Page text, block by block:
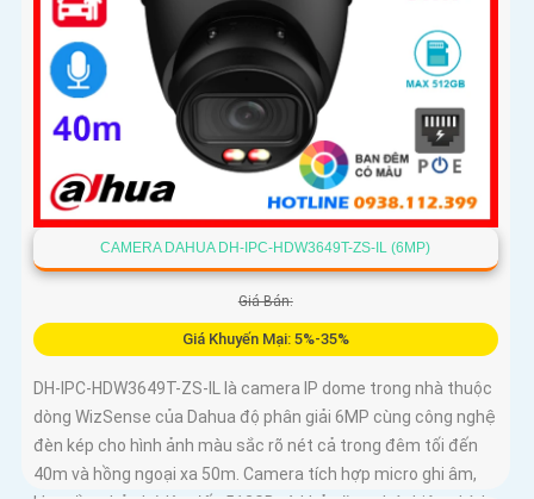
CAMERA DAHUA DH-IPC-HDW3649T-ZS-IL (6MP)
Giá Bán:
Giá Khuyến Mại: 5%-35%
DH-IPC-HDW3649T-ZS-IL là camera IP dome trong nhà thuộc
dòng WizSense của Dahua độ phân giải 6MP cùng công nghệ
đèn kép cho hình ảnh màu sắc rõ nét cả trong đêm tối đến
40m và hồng ngoại xa 50m. Camera tích hợp micro ghi âm,